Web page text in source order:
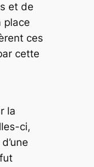
et de
place
ces
cette
la
ci,